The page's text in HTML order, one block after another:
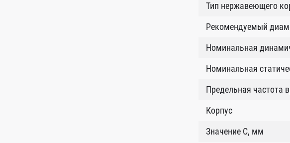
Тип нержавеющего
Рекомендуемый
Номинальная
Номинальная
Предельная частота
Корпус
Значение C, мм